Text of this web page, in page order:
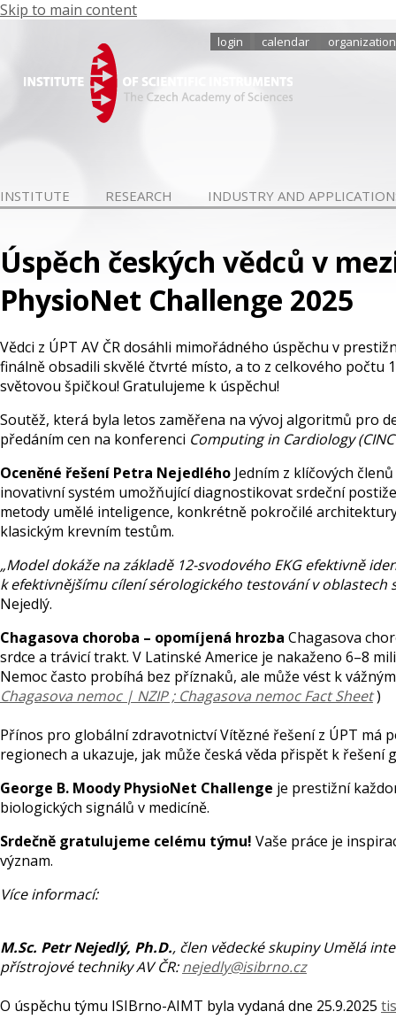
Skip to main content
login calendar
INSTITUTE RESEARCH INDUSTRY AND
Úspěch českých vědců v
PhysioNet Challenge 2025
Vědci z ÚPT AV ČR dosáhli mimořádného úspěchu v
finálně obsadili skvělé čtvrté místo, a to z celkového počtu
světovou špičkou! Gratulujeme k úspěchu!
Soutěž, která byla letos zaměřena na vývoj algoritmů pro
předáním cen na konferenci Computing in Cardiology
Oceněné řešení Petra Nejedlého Jedním z klíčových
inovativní systém umožňující diagnostikovat srdeční
metody umělé inteligence, konkrétně pokročilé
klasickým krevním testům.
„Model dokáže na základě 12-svodového EKG efektivně
k efektivnějšímu cílení sérologického testování v oblastech
Nejedlý.
Chagasova choroba – opomíjená hrozba Chagasova
srdce a trávicí trakt. V Latinské Americe je nakaženo 6–8
Nemoc často probíhá bez příznaků, ale může vést k
Chagasova nemoc | NZIP ; Chagasova nemoc Fact Sheet)
Přínos pro globální zdravotnictví Vítězné řešení z ÚPT má
regionech a ukazuje, jak může česká věda přispět k řešení
George B. Moody PhysioNet Challenge je prestižní
biologických signálů v medicíně.
Srdečně gratulujeme celému týmu! Vaše práce je
význam.
Více informací:
M.Sc. Petr Nejedlý, Ph.D., člen vědecké skupiny Umělá
přístrojové techniky AV ČR:nejedly@isibrno.cz
O úspěchu týmu ISIBrno-AIMT byla vydaná dne 25.9.2025